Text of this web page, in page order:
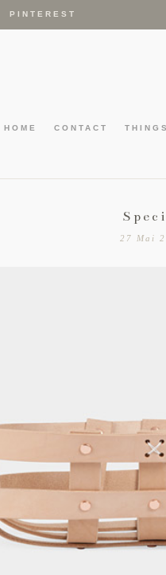
PINTEREST
HOME CONTACT
27 Mai